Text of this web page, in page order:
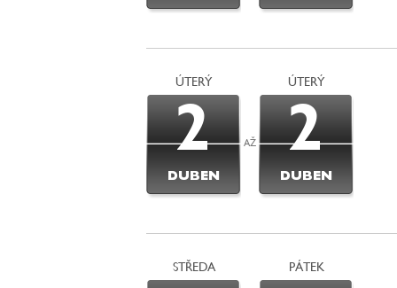
ÚTERÝ
2
DUBEN
AŽ
ÚTERÝ
2
DUBEN
STŘEDA PÁTEK